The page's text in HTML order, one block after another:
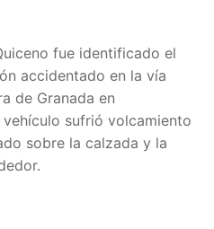
fue identificado el
accidentado en la vía
de Granada en
sufrió volcamiento
sobre la calzada y la